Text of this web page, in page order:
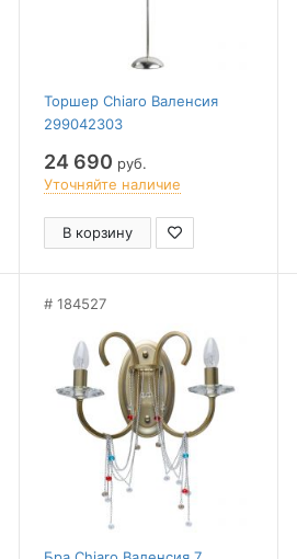
Торшер Chiaro Валенсия
299042303
24 690 руб.
Уточняйте наличие
В корзину
184527